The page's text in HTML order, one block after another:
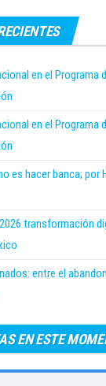
en el Programa
en el Programa
es hacer banca; por
transformación
entre el
EN ESTE